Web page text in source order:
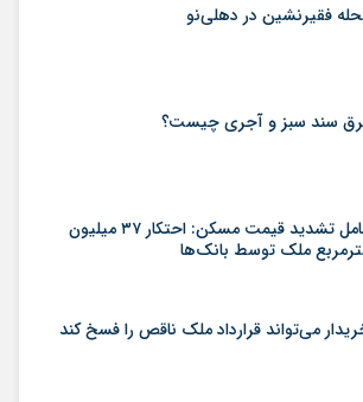
فقیرنشین در دهلی‏‌نو
سند سبز و آجری چیست؟
عامل تشدید قیمت مسکن: احتکار ۳۷ میلیون
ملک توسط بانک‌ها
می‌تواند قرارداد ملک ناقص را فسخ کند